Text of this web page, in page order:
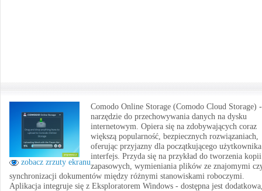
zobacz zrzuty ekranu
Comodo Online Storage (Comodo Cloud Storage) -
narzędzie do przechowywania danych na dysku
internetowym. Opiera się na zdobywających coraz
większą popularność, bezpiecznych rozwiązaniach,
oferując przyjazny dla początkującego użytkownika
interfejs. Przyda się na przykład do tworzenia kopii
zapasowych, wymieniania plików ze znajomymi
synchronizacji dokumentów między różnymi stanowiskami roboczymi.
Aplikacja integruje się z Eksploratorem Windows - dostępna jest